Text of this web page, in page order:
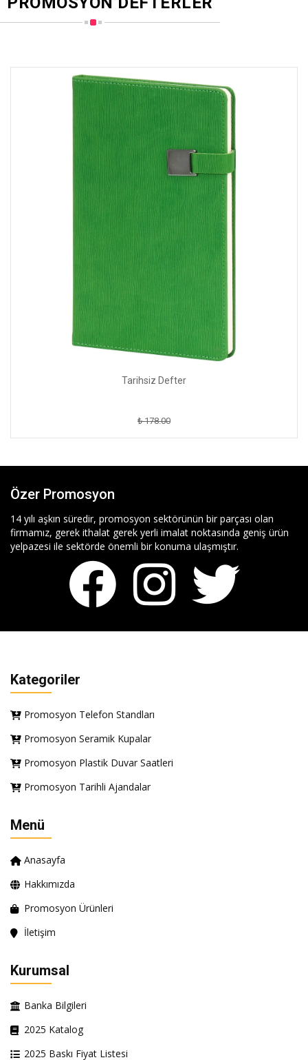
Tarihsiz Defter
₺ 178.00
Özer Promosyon
14 yılı aşkın süredir, promosyon sektörünün bir parçası olan
firmamız, gerek ithalat gerek yerli imalat noktasında geniş ürün
yelpazesi ile sektörde önemli bir konuma ulaşmıştır.
Kategoriler
Promosyon Telefon Standları
Promosyon Seramik Kupalar
Promosyon Plastik Duvar Saatleri
Promosyon Tarihli Ajandalar
Menü
Anasayfa
Hakkımızda
Promosyon Ürünleri
İletişim
Kurumsal
Banka Bilgileri
2025 Katalog
2025 Baskı Fiyat Listesi